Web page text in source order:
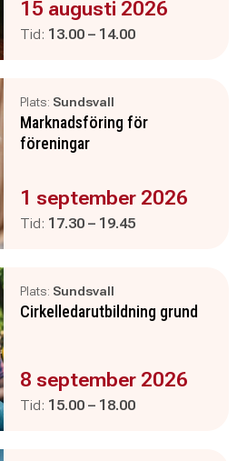
Evenemanget är :
15 augusti 2026
Tid: Pågår mellan
13.00 – och
14.00
Plats: Sundsvall
Marknadsföring för
föreningar
Evenemanget är :
1 september 2026
Tid: Pågår mellan
17.30 – och
19.45
Plats: Sundsvall
Cirkelledarutbildning grund
Evenemanget är :
8 september 2026
Tid: Pågår mellan
15.00 – och
18.00